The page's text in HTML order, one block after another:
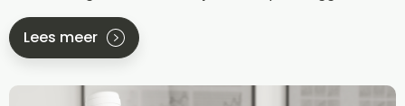
Lees meer